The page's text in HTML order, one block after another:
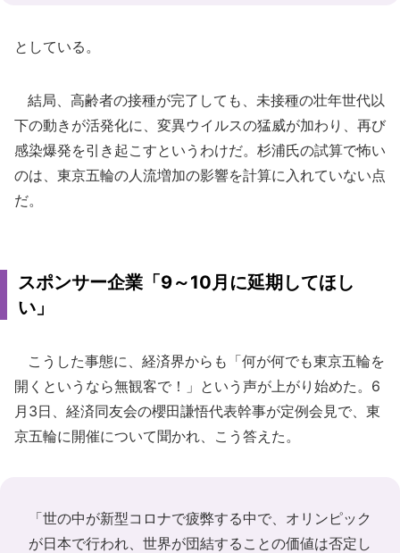
としている。
結局、高齢者の接種が完了しても、未接種の壮年世代以
下の動きが活発化に、変異ウイルスの猛威が加わり、再び
感染爆発を引き起こすというわけだ。杉浦氏の試算で怖い
のは、東京五輪の人流増加の影響を計算に入れていない点
だ。
スポンサー企業「9～10月に延期してほし
い」
こうした事態に、経済界からも「何が何でも東京五輪を
開くというなら無観客で！」という声が上がり始めた。6
月3日、経済同友会の櫻田謙悟代表幹事が定例会見で、東
京五輪に開催について聞かれ、こう答えた。
「世の中が新型コロナで疲弊する中で、オリンピック
が日本で行われ、世界が団結することの価値は否定し